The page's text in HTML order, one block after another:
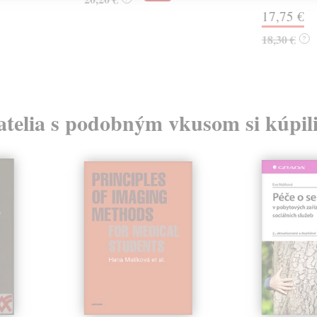
17,75 €
18,30 € ?
s podobným vkusom si